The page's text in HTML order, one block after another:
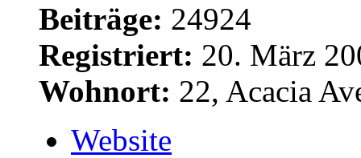
Beiträge: 24924
Registriert: 20. März
Wohnort: 22, Acacia
Website